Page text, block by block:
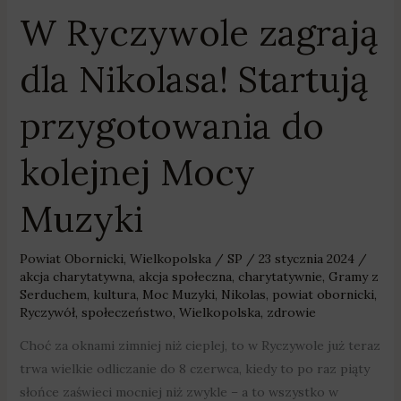
W Ryczywole zagrają
dla Nikolasa! Startują
przygotowania do
kolejnej Mocy
Muzyki
Powiat Obornicki, Wielkopolska/ SP / 23 stycznia 2024 /
akcja charytatywna, akcja społeczna, charytatywnie, Gramy z
Serduchem, kultura, Moc Muzyki, Nikolas, powiat obornicki,
Ryczywół, społeczeństwo, Wielkopolska, zdrowie
Choć za oknami zimniej niż cieplej, to w Ryczywole już teraz
trwa wielkie odliczanie do 8 czerwca, kiedy to po raz piąty
słońce zaświeci mocniej niż zwykle – a to wszystko w